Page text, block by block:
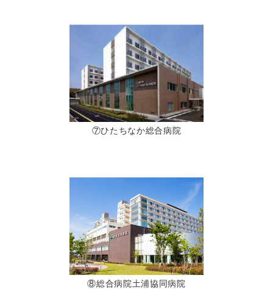
⑦ひたちなか総合病院
⑧総合病院土浦協同病院